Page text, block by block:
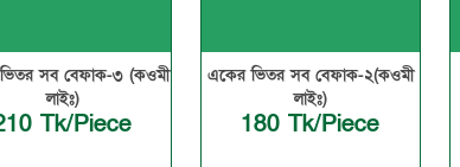
সব বেফাক-৩ (কওমী
লাইঃ)
Tk/Piece
একের ভিতর সব বেফাক-২(কওমী
লাইঃ)
180 Tk/Piece